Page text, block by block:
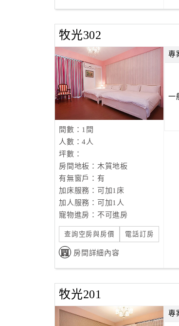
牧光302
間數：1間
人數：4人
坪數：
房間地板：木質地板
有無窗戶：有
加床服務：可加1床
加人服務：可加1人
寵物進房：不可進房
查詢空房與房價 電話訂房
房間詳細內容
專
一
牧光201
專